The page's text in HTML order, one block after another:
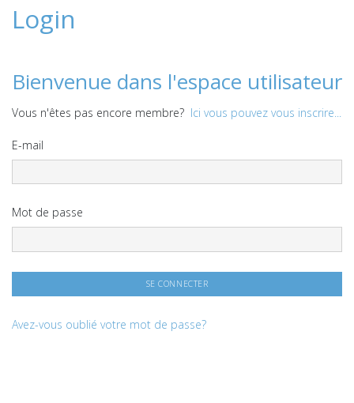
Login
Bienvenue dans l'espace utilisateur
Vous n'êtes pas encore membre? Ici vous pouvez vous inscrire...
E-mail
Mot de passe
Avez-vous oublié votre mot de passe?